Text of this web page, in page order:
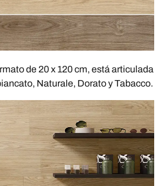
de 20 x 120 cm, está articulada
Naturale, Dorato y Tabacco.